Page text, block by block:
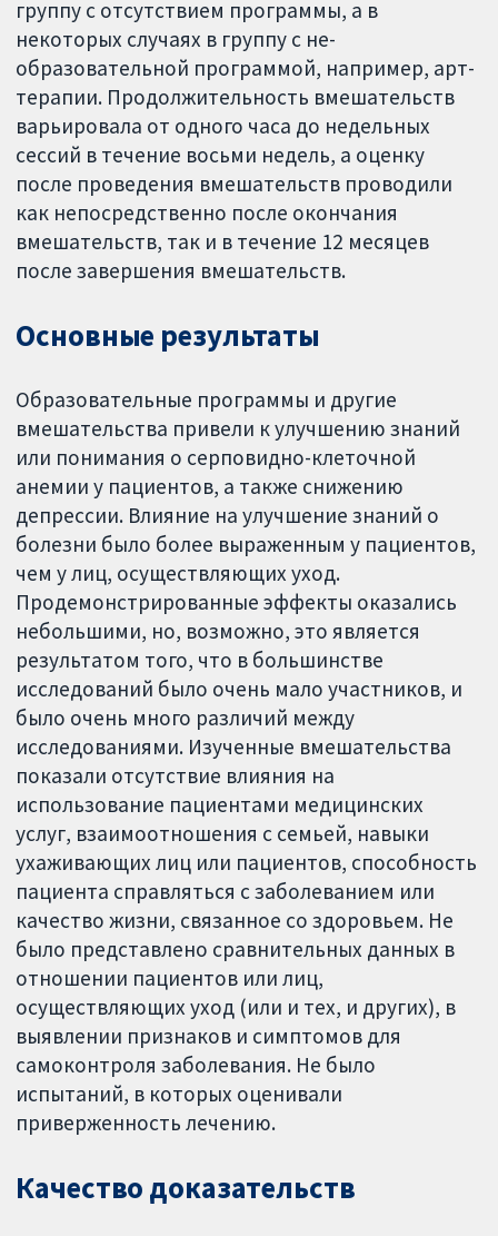
группу с отсутствием программы, а в
некоторых случаях в группу с не-
образовательной программой, например, арт-
терапии. Продолжительность вмешательств
варьировала от одного часа до недельных
сессий в течение восьми недель, а оценку
после проведения вмешательств проводили
как непосредственно после окончания
вмешательств, так и в течение 12 месяцев
после завершения вмешательств.
Основные результаты
Образовательные программы и другие
вмешательства привели к улучшению знаний
или понимания о серповидно-клеточной
анемии у пациентов, а также снижению
депрессии. Влияние на улучшение знаний о
болезни было более выраженным у пациентов,
чем у лиц, осуществляющих уход.
Продемонстрированные эффекты оказались
небольшими, но, возможно, это является
результатом того, что в большинстве
исследований было очень мало участников, и
было очень много различий между
исследованиями. Изученные вмешательства
показали отсутствие влияния на
использование пациентами медицинских
услуг, взаимоотношения с семьей, навыки
ухаживающих лиц или пациентов, способность
пациента справляться с заболеванием или
качество жизни, связанное со здоровьем. Не
было представлено сравнительных данных в
отношении пациентов или лиц,
осуществляющих уход (или и тех, и других), в
выявлении признаков и симптомов для
самоконтроля заболевания. Не было
испытаний, в которых оценивали
приверженность лечению.
Качество доказательств